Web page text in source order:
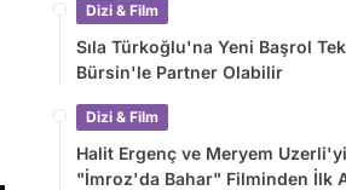
Dizi & Film
Sıla Türkoğlu'na Yeni Başrol
Bürsin'le Partner Olabilir
Dizi & Film
Halit Ergenç ve Meryem
"İmroz'da Bahar" Filminden İlk